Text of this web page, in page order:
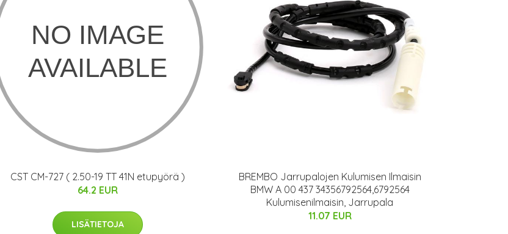
CST CM-727 ( 2.50-19 TT 41N etupyörä )
64.2 EUR
LISÄTIETOJA
BREMBO Jarrupalojen Kulumisen Ilmaisin
BMW A 00 437 34356792564,6792564
Kulumisenilmaisin, Jarrupala
11.07 EUR